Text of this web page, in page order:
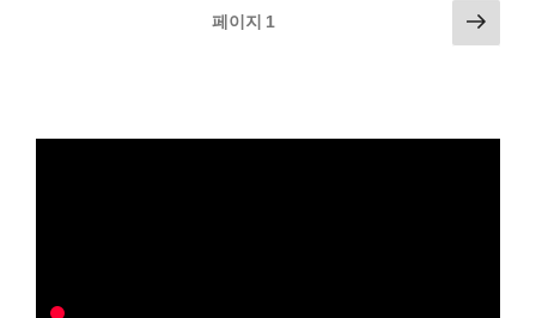
페이지 1
다
음